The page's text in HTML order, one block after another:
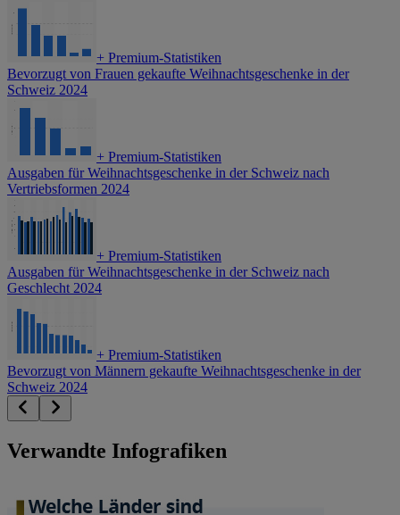
+ Premium-Statistiken
Bevorzugt von Frauen gekaufte Weihnachtsgeschenke in der
Schweiz 2024
+ Premium-Statistiken
Ausgaben für Weihnachtsgeschenke in der Schweiz nach
Vertriebsformen 2024
+ Premium-Statistiken
Ausgaben für Weihnachtsgeschenke in der Schweiz nach
Geschlecht 2024
+ Premium-Statistiken
Bevorzugt von Männern gekaufte Weihnachtsgeschenke in der
Schweiz 2024
Verwandte Infografiken